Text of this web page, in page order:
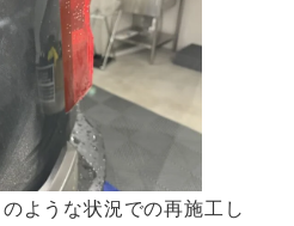
ような状況での再施工し